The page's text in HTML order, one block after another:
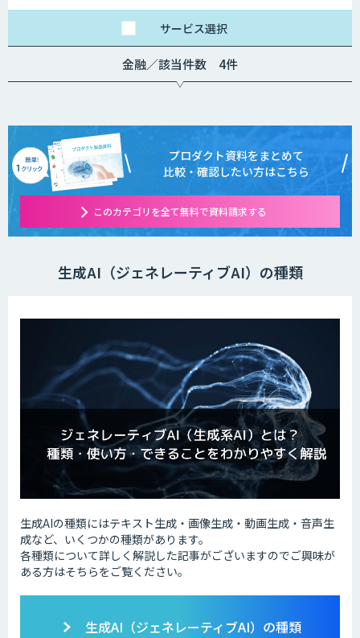
サービス選択
金融／該当件数 4件
プロダクト資料をまとめて
比較・確認したい方はこちら
このカテゴリを全て無料で資料請求する
生成AI（ジェネレーティブAI）の種類
生成AIの種類にはテキスト生成・画像生成・動画生成・音声生
成など、いくつかの種類があります。
各種類について詳しく解説した記事がございますのでご興味が
ある方はそちらをご覧ください。
生成AI（ジェネレーティブAI）の種類